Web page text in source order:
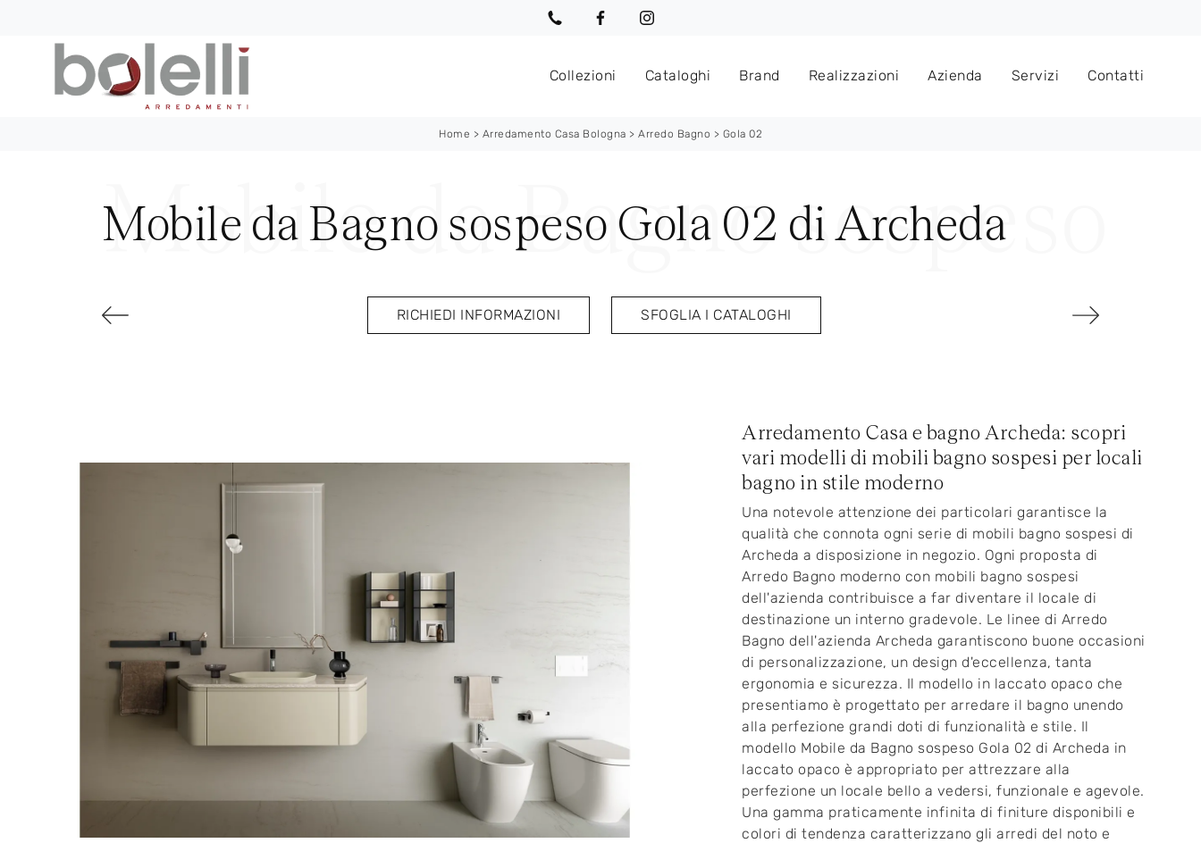
Collezioni Cataloghi Brand Realizzazioni Azienda Servizi Contatti
Home > Arredamento Casa Bologna > Arredo Bagno > Gola 02
Mobile da Bagno sospeso Gola 02 di Archeda
RICHIEDI INFORMAZIONI SFOGLIA I CATALOGHI
Arredamento Casa e bagno Archeda: scopri
vari modelli di mobili bagno sospesi per locali
bagno in stile moderno
Una notevole attenzione dei particolari garantisce la
qualità che connota ogni serie di mobili bagno sospesi di
Archeda a disposizione in negozio. Ogni proposta di
Arredo Bagno moderno con mobili bagno sospesi
dell'azienda contribuisce a far diventare il locale di
destinazione un interno gradevole. Le linee di Arredo
Bagno dell'azienda Archeda garantiscono buone occasioni
di personalizzazione, un design d'eccellenza, tanta
ergonomia e sicurezza. Il modello in laccato opaco che
presentiamo è progettato per arredare il bagno unendo
alla perfezione grandi doti di funzionalità e stile. Il
modello Mobile da Bagno sospeso Gola 02 di Archeda in
laccato opaco è appropriato per attrezzare alla
perfezione un locale bello a vedersi, funzionale e agevole.
Una gamma praticamente infinita di finiture disponibili e
colori di tendenza caratterizzano gli arredi del noto e